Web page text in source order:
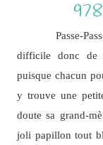
Passe-Passe
difficile donc de
puisque chacun
y trouve une
doute sa grand-
joli papillon tout